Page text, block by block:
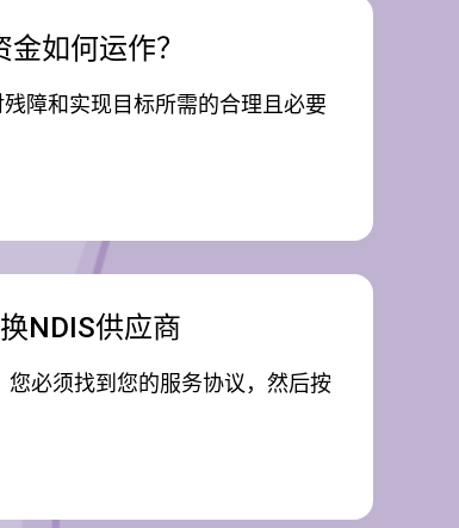
金如何运作？
障和实现目标所需的合理且必要
NDIS供应商
您必须找到您的服务协议，然后按